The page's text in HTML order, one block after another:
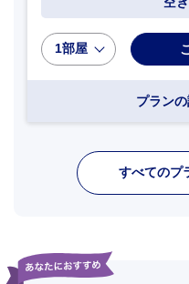
1部屋
プラン
すべてのプ